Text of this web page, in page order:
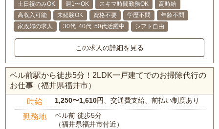
土日祝のみOK 週1〜OK スキマ時間勤務OK
高時給
高収入可能
未経験OK 資格不要 学歴不問
年齢不問
家政婦の求人
30代･40代･50代活躍中 シフト自由
この求人の詳細を見る
ベル前駅から徒歩5分！2LDK一戸建てでのお掃除代行の
お仕事（福井県福井市）
時給 1,250〜1,610円、交通費支給、前払い制度あり
勤務地
ベル前 徒歩5分
（福井県福井市付近）